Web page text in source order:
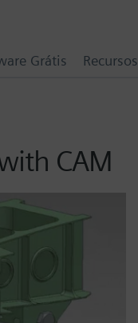
CAM
Grátis Recursos